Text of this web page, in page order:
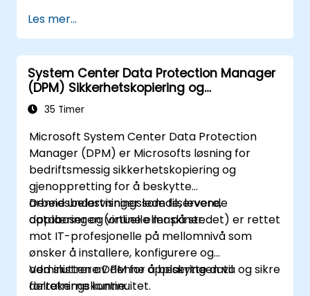
Les mer...
System Center Data Protection Manager
(DPM) Sikkerhetskopiering og
gjenoppretting
35 Timer
Microsoft System Center Data Protection
Manager (DPM) er Microsofts løsning for
bedriftsmessig sikkerhetskopiering og
gjenoppretting for å beskytte
arbeidsbelastninger som filservere,
databaser og virtuelle maskiner.
Denne undervisningsledede, levende
opplæringen (online eller på stedet) er rettet
mot IT-profesjonelle på mellomnivå som
ønsker å installere, konfigurere og
administrere DPM for å beskytte data og sikre
forretningskontinuitet.
Ved slutten av denne opplæringen vil
deltakerne kunne: